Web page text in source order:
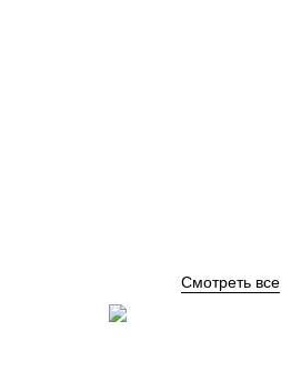
Смотреть все